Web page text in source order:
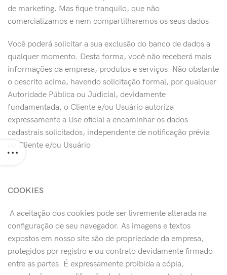
de marketing. Mas fique tranquilo, que não
comercializamos e nem compartilharemos os seus dados.
Você poderá solicitar a sua exclusão do banco de dados a
qualquer momento. Desta forma, você não receberá mais
informações da empresa, produtos e serviços. Não obstante
o descrito acima, havendo solicitação formal, por qualquer
Autoridade Pública ou Judicial, devidamente
fundamentada, o Cliente e/ou Usuário autoriza
expressamente a Use oficial a encaminhar os dados
cadastrais solicitados, independente de notificação prévia
ao Cliente e/ou Usuário.
COOKIES
​ A aceitação dos cookies pode ser livremente alterada na
configuração de seu navegador. As imagens e textos
expostos em nosso site são de propriedade da empresa,
protegidos por registro e ou contrato devidamente firmado
entre as partes. É expressamente proibida a cópia,